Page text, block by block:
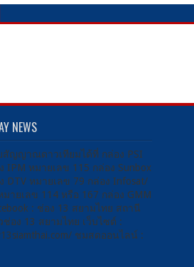
NEWS
ญญาณดาวเทียมได้ที่ กล่อง PSI
IPM หมายเลข 115 กล่อง Sunbox
DTV หมายเลข 79 กล่อง Infosat/
มายเลข 114 หรือ 167 กล่อง GMM
: ช่อง 13 สยามไทย สถานี
ช่อง 13 สยามไทย เว็บไซต์ :
ชมสดออนไลน์ :